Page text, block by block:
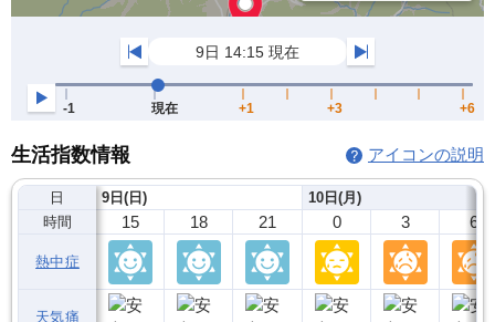
生活指数情報 アイコンの説明
日
時間
熱中症
天気痛
9日(日)
15 18 21
10日(月)
0 3 6